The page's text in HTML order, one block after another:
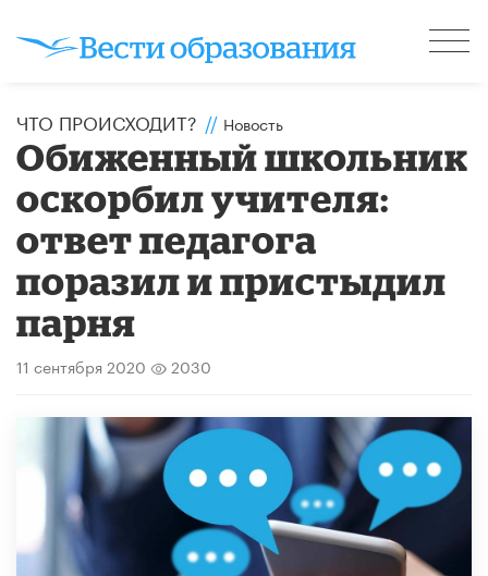
ЧТО ПРОИСХОДИТ? // Новость
Обиженный школьник
оскорбил учителя:
ответ педагога
поразил и пристыдил
парня
11 сентября 2020 2030